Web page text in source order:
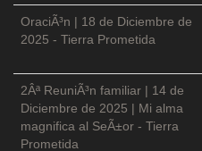
OraciÃ³n | 18 de Diciembre de
2025 - Tierra Prometida
2Âª ReuniÃ³n familiar | 14 de
Diciembre de 2025 | Mi alma
magnifica al SeÃ±or - Tierra
Prometida